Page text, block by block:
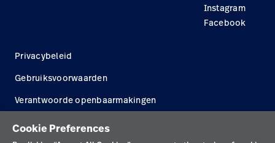
Instagram
Facebook
Privacybeleid
Gebruiksvoorwaarden
Verantwoorde openbaarmakingen
Cookies
Cookie Preferences